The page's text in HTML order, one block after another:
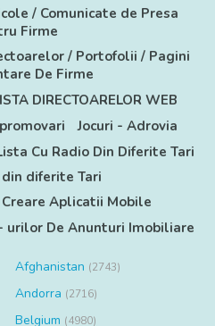
/ Comunicate de Presa
Firme
/ Portofolii / Pagini
De Firme
DIRECTOARELOR WEB
Jocuri - Adrovia
Cu Radio Din Diferite Tari
diferite Tari
Aplicatii Mobile
urilor De Anunturi Imobiliare
Afghanistan (2743)
Andorra (2716)
Belgium (4980)